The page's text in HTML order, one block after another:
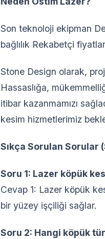
Son teknoloji ekipman
bağlılık Rekabetçi
Stone Design olarak,
Hassaslığa,
itibar kazanmamızı
kesim hizmetlerimiz
Sıkça Sorulan Sorular
Soru 1: Lazer köpük
Cevap 1: Lazer köpük
bir yüzey işçiliği sağlar.
Soru 2: Hangi köpük